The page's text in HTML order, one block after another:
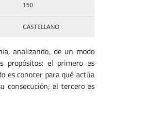
150
CASTELLANO
analizando, de un modo
propósitos: el primero es
es conocer para qué actúa
consecución; el tercero es